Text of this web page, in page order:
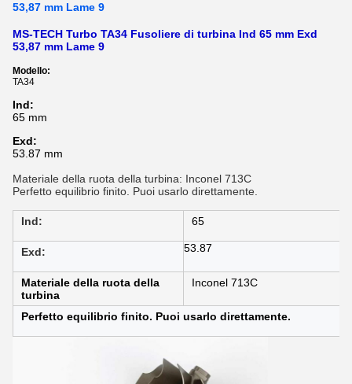
53,87 mm Lame 9
MS-TECH Turbo TA34 Fusoliere di turbina Ind 65 mm Exd
53,87 mm Lame 9
Modello:
TA34
Ind:
65 mm
Exd:
53.87 mm
Materiale della ruota della turbina: Inconel 713C
Perfetto equilibrio finito. Puoi usarlo direttamente.
Ind: 65
Exd: 53.87
Materiale della ruota della
turbina
Inconel 713C
Perfetto equilibrio finito. Puoi usarlo direttamente.